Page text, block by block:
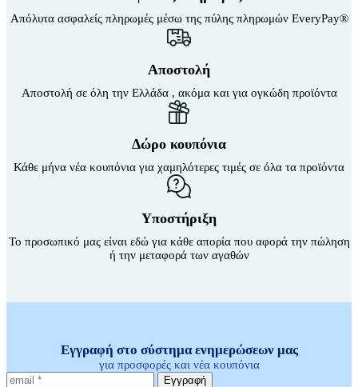
Απόλυτα ασφαλείς πληρωμές μέσω της πύλης πληρωμών EveryPay®
Αποστολή
Αποστολή σε όλη την Ελλάδα , ακόμα και για ογκώδη προϊόντα
Δώρο κουπόνια
Κάθε μήνα νέα κουπόνια για χαμηλότερες τιμές σε όλα τα προϊόντα
Υποστήριξη
Το προσωπικό μας είναι εδώ για κάθε απορία που αφορά την πώληση
ή την μεταφορά των αγαθών
Εγγραφή στο σύστημα ενημερώσεων μας
για προσφορές και νέα κουπόνια
Εγγραφή